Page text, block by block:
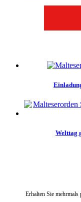
Welttag
Erhalten Sie mehrmals